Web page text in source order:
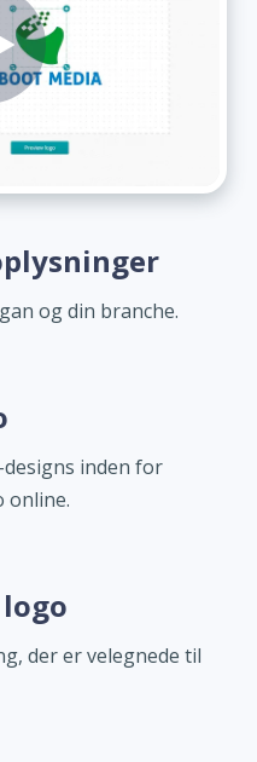
og din branche.
inden for
online.
der er velegnede til